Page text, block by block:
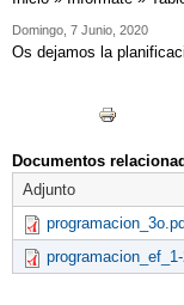
Se
Domingo, 7 Junio, 2020
Os dejamos la
Documentos
Adjunto